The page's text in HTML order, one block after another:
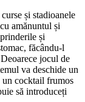
și stadioanele
amănuntul și
și
făcându-l
jocul de
va deschide un
un cocktail frumos
să introduceți